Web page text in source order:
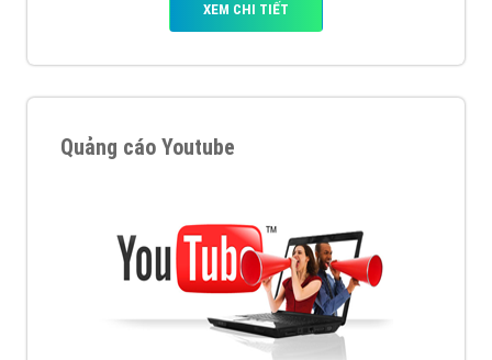
XEM CHI TIẾT
Quảng cáo Youtube